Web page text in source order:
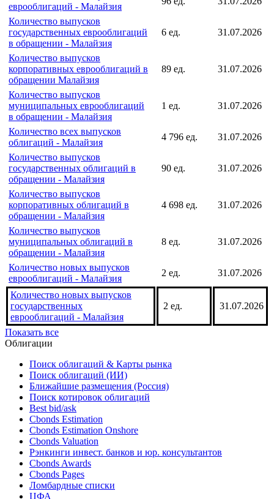
Индекс
Количество всех выпусков
еврооблигаций - Малайзия
Количество выпусков
государственных еврооблигаций
в обращении - Малайзия
6 ед. 31.07.2026
Количество выпусков
корпоративных еврооблигаций в
обращении Малайзия
89 ед. 31.07.2026
Количество выпусков
муниципальных еврооблигаций
в обращении - Малайзия
Количество всех выпусков
облигаций - Малайзия
Количество выпусков
государственных облигаций в
обращении - Малайзия
90 ед. 31.07.2026
Количество выпусков
корпоративных облигаций в
обращении - Малайзия
4 698 ед. 31.07.2026
Количество выпусков
муниципальных облигаций в
обращении - Малайзия
Количество новых выпусков
еврооблигаций - Малайзия
Количество новых выпусков
государственных
еврооблигаций - Малайзия
Показать все
Облигации
Поиск облигаций & Карты рынка
Поиск облигаций (ИИ)
Ближайшие размещения (Россия)
Поиск котировок облигаций
Best bid/ask
Cbonds Estimation
Cbonds Estimation Onshore
Cbonds Valuation
Рэнкинги инвест. банков и юр. консультантов